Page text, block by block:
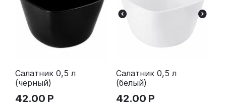
Салатник 0,5 л
(черный)
42.00 Р
Салатник 0,5 л
(белый)
42.00 Р